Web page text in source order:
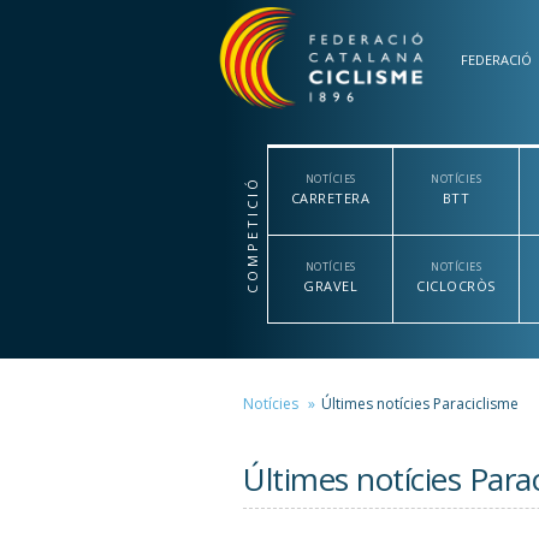
FEDERACIÓ
COMPETICIÓ NOTÍCIES
CARRETERA
NOTÍCIES
BTT
NOTÍCIES
GRAVEL
NOTÍCIES
CICLOCRÒS
Notícies Últimes notícies Paraciclisme
Últimes notícies